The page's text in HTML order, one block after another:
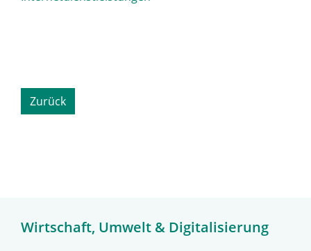
Wirtschaft, Umwelt & Digitalisierung
Zurück